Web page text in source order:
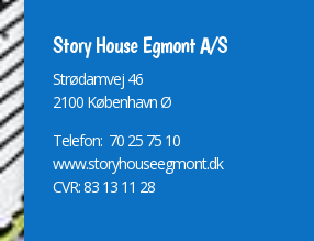
Story House Egmont A/S
Strødamvej 46
2100 København Ø
Telefon: 70 25 75 10
www.storyhouseegmont.dk
CVR: 83 13 11 28